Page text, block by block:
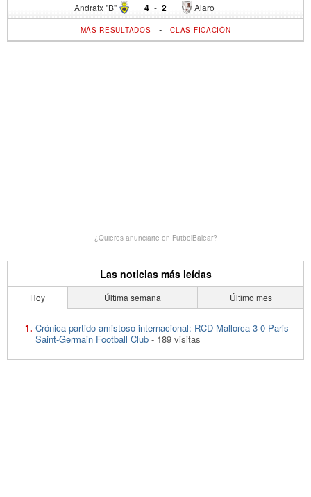
Andratx "B" 4 - Alaro
2
MÁS RESULTADOS -CLASIFICACIÓN
¿Quieres anunciarte en FutbolBalear?
Las noticias más leídas
Hoy Última semana Último mes
Crónica partido amistoso internacional: RCD Mallorca 3-0 Paris
Saint-Germain Football Club - 189 visitas